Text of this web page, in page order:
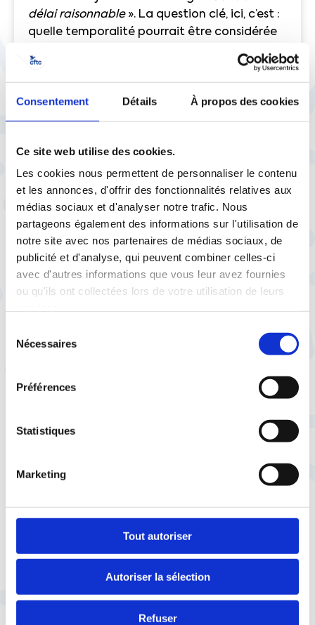
Consentement Détails À propos des cookies
Ce site web utilise des cookies.
Les cookies nous permettent de personnaliser le contenu
et les annonces, d'offrir des fonctionnalités relatives aux
médias sociaux et d'analyser notre trafic. Nous
partageons également des informations sur l'utilisation de
notre site avec nos partenaires de médias sociaux, de
publicité et d'analyse, qui peuvent combiner celles-ci
avec d'autres informations que vous leur avez fournies
ou qu'ils ont collectées lors de votre utilisation de leurs
Nécessaires
Préférences
Statistiques
Marketing
Tout autoriser
Autoriser la sélection
Refuser
délai raisonnable». La question clé, ici, c’est :
quelle temporalité pourrait être considérée
comme raisonnable? Les organisations
syndicales plaident pour qu’une vraie
concertation soit mise en œuvre sur le sujet,
pas qu’elles soient simplement consultées par
le gouvernement.
A cet égard, la CFTC et les autres
syndicats alertent notamment sur
le manque de considération du
gouvernement, à l’égard du Haut
Conseil à l’égalité (HCE)…
Tout à fait. Pour rappel, le HCE, dont la CFTC
est membre, a pour mission d’assurer la
concertation avec la société civile et
inégalités femmes-hommes, notamment
. Cependant, l’année
des rémunérations (HCREP) a été créé, afin
l’égalité salariale ont tendance à être
davantage débattus dans cette instance au
détriment du HCE, qui souffre d’un manque
du HCE ont précisément une expertise et une
expérience avancée sur toutes les questions
liées aux disparités de revenus femmes-
hommes. Nous demandons donc à ce que
ces sujets soient débattus au Haut Conseil à